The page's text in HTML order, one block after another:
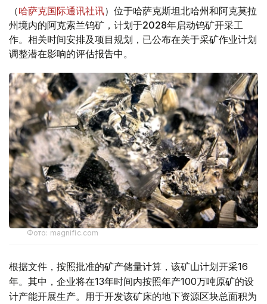
（哈萨克国际通讯社讯）位于哈萨克斯坦北哈州和阿克莫拉
州境内的阿克索兰钨矿，计划于2028年启动钨矿开采工
作。相关时间安排及项目规划，已公布在关于采矿作业计划
调整潜在影响的评估报告中。
Фото: magnific.com
根据文件，按照批准的矿产储量计算，该矿山计划开采16
年。其中，企业将在13年时间内按照年产100万吨原矿的设
计产能开展生产。用于开发该矿床的地下资源区块总面积为